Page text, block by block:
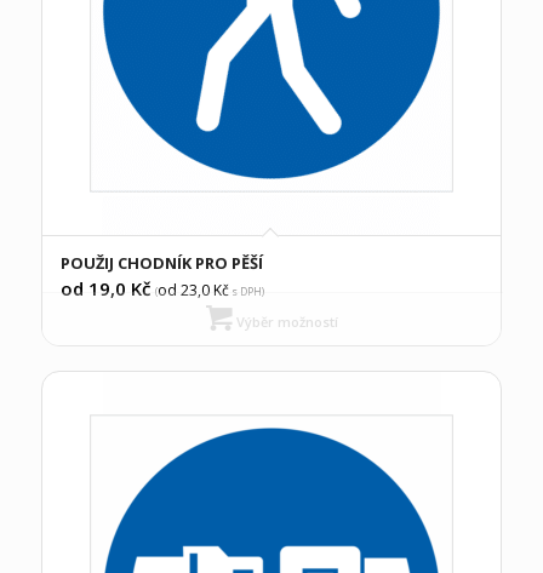
POUŽIJ CHODNÍK PRO PĚŠÍ
od 19,0 Kč (od 23,0Kčs DPH)
Výběr možností